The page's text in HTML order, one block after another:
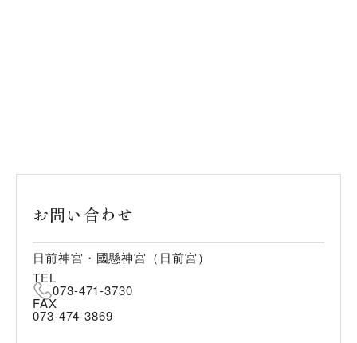
お問い合わせ
日前神宮・國懸神宮（日前宮）
TEL
073-471-3730
FAX
073-474-3869